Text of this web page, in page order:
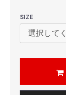
SIZE